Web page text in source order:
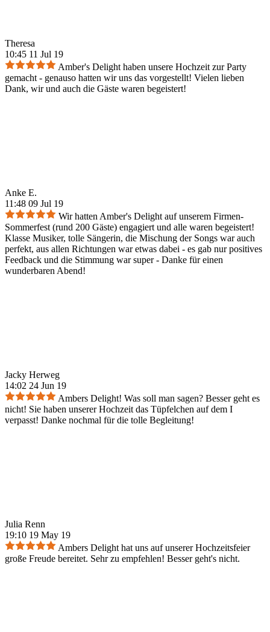
Theresa
10:45 11 Jul 19
Amber's Delight haben unsere Hochzeit zur Party
gemacht - genauso hatten wir uns das vorgestellt! Vielen lieben
Dank, wir und auch die Gäste waren begeistert!
Anke E.
11:48 09 Jul 19
Wir hatten Amber's Delight auf unserem Firmen-
Sommerfest (rund 200 Gäste) engagiert und alle waren begeistert!
Klasse Musiker, tolle Sängerin, die Mischung der Songs war auch
perfekt, aus allen Richtungen war etwas dabei - es gab nur positives
Feedback und die Stimmung war super - Danke für einen
wunderbaren Abend!
Jacky Herweg
14:02 24 Jun 19
Ambers Delight! Was soll man sagen? Besser geht es
nicht! Sie haben unserer Hochzeit das Tüpfelchen auf dem I
verpasst! Danke nochmal für die tolle Begleitung!
Julia Renn
19:10 19 May 19
Ambers Delight hat uns auf unserer Hochzeitsfeier
große Freude bereitet. Sehr zu empfehlen! Besser geht's nicht.